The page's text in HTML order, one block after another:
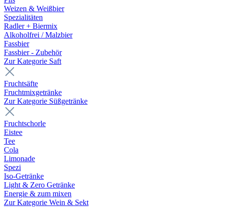
Weizen & Weißbier
Spezialitäten
Radler + Biermix
Alkoholfrei / Malzbier
Fassbier
Fassbier - Zubehör
Zur Kategorie Saft
Fruchtsäfte
Fruchtmixgetränke
Zur Kategorie Süßgetränke
Fruchtschorle
Eistee
Tee
Cola
Limonade
Spezi
Iso-Getränke
Light & Zero Getränke
Energie & zum mixen
Zur Kategorie Wein & Sekt